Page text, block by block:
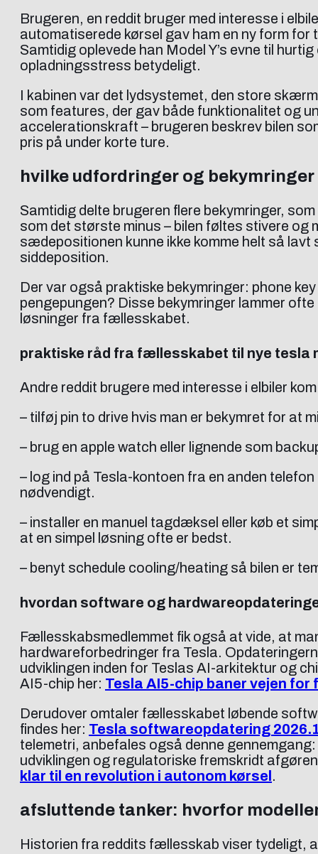
Brugeren, en reddit bruger med interesse i
automatiserede kørsel gav ham en ny form for
Samtidig oplevede han Model Y’s evne til
opladningsstress betydeligt.
I kabinen var det lydsystemet, den store
som features, der gav både funktionalitet og
accelerationskraft – brugeren beskrev bilen
pris på under korte ture.
hvilke udfordringer og
Samtidig delte brugeren flere bekymringer,
som det største minus – bilen føltes stivere og
sædepositionen kunne ikke komme helt så lavt
siddeposition.
Der var også praktiske bekymringer: phone
pengepungen? Disse bekymringer lammer
løsninger fra fællesskabet.
praktiske råd fra fællesskabet til nye tesla
Andre reddit brugere med interesse i elbiler
– tilføj pin to drive hvis man er bekymret for at
– brug en apple watch eller lignende som
– log ind på Tesla-kontoen fra en anden
nødvendigt.
– installer en manuel tagdæksel eller køb et
at en simpel løsning ofte er bedst.
– benyt schedule cooling/heating så bilen er
hvordan software og
Fællesskabsmedlemmet fik også at vide, at
hardwareforbedringer fra Tesla.
udviklingen inden for Teslas AI-arkitektur og
AI5-chip her: Tesla AI5-chip baner vejen
Derudover omtaler fællesskabet løbende
findes her: Tesla softwareopdatering
telemetri, anbefales også denne gennemgang:
udviklingen og regulatoriske fremskridt
klar til en revolution i autonom kørsel .
afsluttende tanker: hvorfor
Historien fra reddits fællesskab viser tydeligt,